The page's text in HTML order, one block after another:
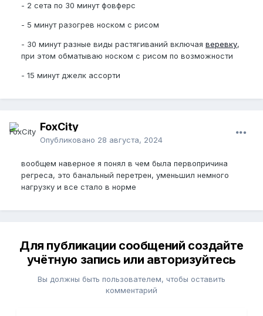
- 2 сета по 30 минут фовферс
- 5 минут разогрев носком с рисом
- 30 минут разные виды растягиваний включая веревку,
при этом обматываю носком с рисом по возможности
- 15 минут джелк ассорти
FoxCity
Опубликовано 28 августа, 2024
вообщем наверное я понял в чем была первопричина
регреса, это банальный перетрен, уменьшил немного
нагрузку и все стало в норме
Для публикации сообщений создайте
учётную запись или авторизуйтесь
Вы должны быть пользователем, чтобы оставить
комментарий